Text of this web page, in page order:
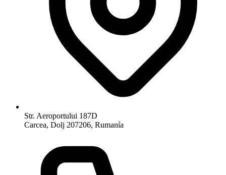
Str. Aeroportului 187D
Carcea, Dolj 207206, Rumanía